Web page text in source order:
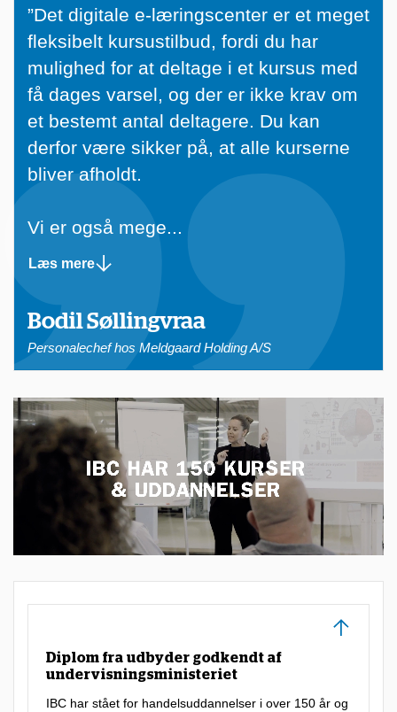
Bodil Søllingvraa
Personalechef hos Meldgaard Holding A/S
”Det digitale e-læringscenter er et meget
fleksibelt kursustilbud, fordi du har
mulighed for at deltage i et kursus med
få dages varsel, og der er ikke krav om
et bestemt antal deltagere. Du kan
derfor være sikker på, at alle kurserne
bliver afholdt.
Vi er også mege...
”
D
e
t
d
i
g
t
a
e
-
æ
Læs mere
Diplom fra udbyder godkendt af
undervisningsministeriet
IBC har stået for handelsuddannelser i over 150 år og